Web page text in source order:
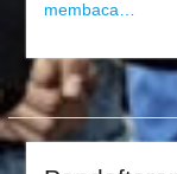
membaca…